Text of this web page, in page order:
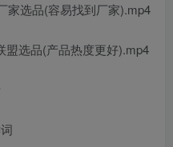
家选品(容易找到厂家).mp4
盟选品(产品热度更好).mp4